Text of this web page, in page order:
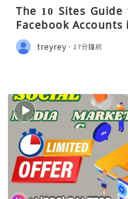
The 10 Sites
Facebook Accounts
treyrey 17分鐘前